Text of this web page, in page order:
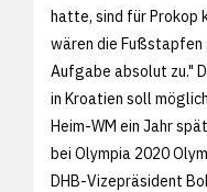
hatte, sind für Prokop
wären die Fußstapfen
Aufgabe absolut zu."
in Kroatien soll
Heim-WM ein Jahr
bei Olympia 2020
DHB-Vizepräsident